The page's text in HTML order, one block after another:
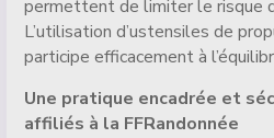
permettent de limiter le risque
L’utilisation d’ustensiles de
participe efficacement à
Une pratique encadrée et
affiliés à la FFRandonnée